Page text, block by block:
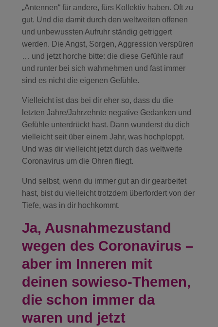
„Antennen“ für andere, fürs Kollektiv haben. Oft zu
gut. Und die damit durch den weltweiten offenen
und unbewussten Aufruhr ständig getriggert
werden. Die Angst, Sorgen, Aggression verspüren
… und jetzt horche bitte: die diese Gefühle rauf
und runter bei sich wahrnehmen und fast immer
sind es nicht die eigenen Gefühle.
Vielleicht ist das bei dir eher so, dass du die
letzten Jahre/Jahrzehnte negative Gedanken und
Gefühle unterdrückt hast. Dann wunderst du dich
vielleicht seit über einem Jahr, was hochploppt.
Und was dir vielleicht jetzt durch das weltweite
Coronavirus um die Ohren fliegt.
Und selbst, wenn du immer gut an dir gearbeitet
hast, bist du vielleicht trotzdem überfordert von der
Tiefe, was in dir hochkommt.
Ja, Ausnahmezustand
wegen des Coronavirus –
aber im Inneren mit
deinen sowieso-Themen,
die schon immer da
waren und jetzt